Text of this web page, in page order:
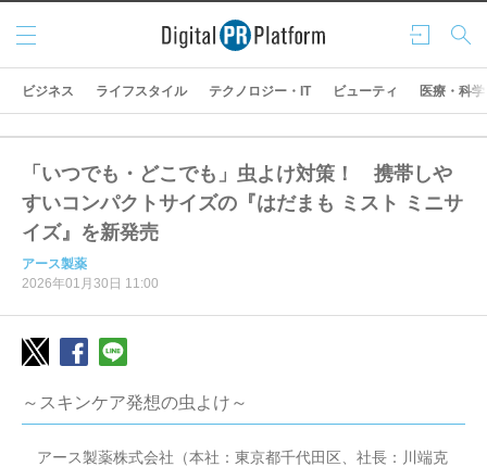
ログ
イン
検索
メニ
ュー
ビジネス ライフスタイル テクノロジー・IT ビューティ 医療・科学
「いつでも・どこでも」虫よけ対策！ 携帯しや
すいコンパクトサイズの『はだまも ミスト ミニサ
イズ』を新発売
アース製薬
2026年01月30日 11:00
～スキンケア発想の虫よけ～
アース製薬株式会社（本社：東京都千代田区、社長：川端克